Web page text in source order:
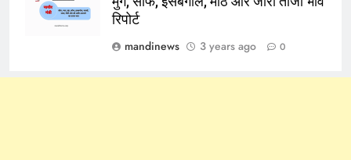
रिपोर्ट
mandinews
3 years ago 0